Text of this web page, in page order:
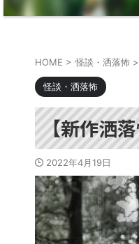
HOME > 怪談・洒落怖 >
怪談・洒落怖
【新作洒
2022年4月19日